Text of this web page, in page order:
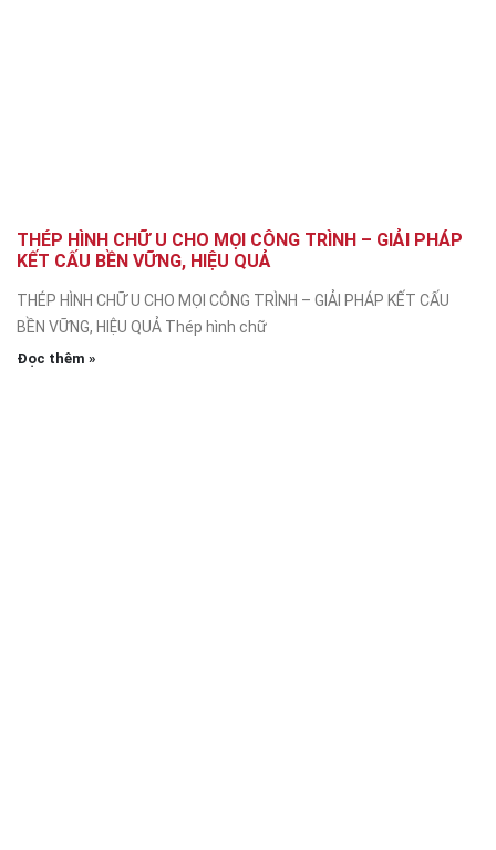
THÉP HÌNH CHỮ U CHO MỌI CÔNG TRÌNH – GIẢI PHÁP
KẾT CẤU BỀN VỮNG, HIỆU QUẢ
THÉP HÌNH CHỮ U CHO MỌI CÔNG TRÌNH – GIẢI PHÁP KẾT CẤU
BỀN VỮNG, HIỆU QUẢ Thép hình chữ
Đọc thêm »